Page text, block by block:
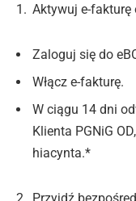
Aktywuj e-fakturę
Zaloguj się do
Włącz e-fakturę.
W ciągu 14 dni
Klienta PGNiG
hiacynta.*